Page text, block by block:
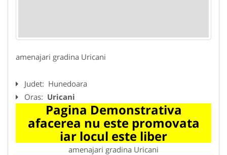
amenajari gradina Uricani
Judet: Hunedoara
Oras: Uricani
Pagina Demonstrativa
afacerea nu este promovata
iar locul este liber
amenajari gradina Uricani